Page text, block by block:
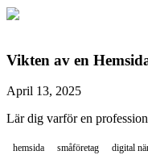
Vikten av en
April 13, 2025
Lär dig varför en
hemsida småföretag digital